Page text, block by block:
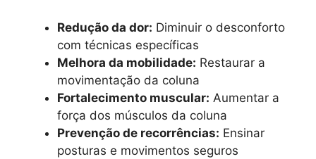
Redução da dor: Diminuir o desconforto
com técnicas específicas
Melhora da mobilidade: Restaurar a
movimentação da coluna
Fortalecimento muscular: Aumentar a
força dos músculos da coluna
Prevenção de recorrências: Ensinar
posturas e movimentos seguros